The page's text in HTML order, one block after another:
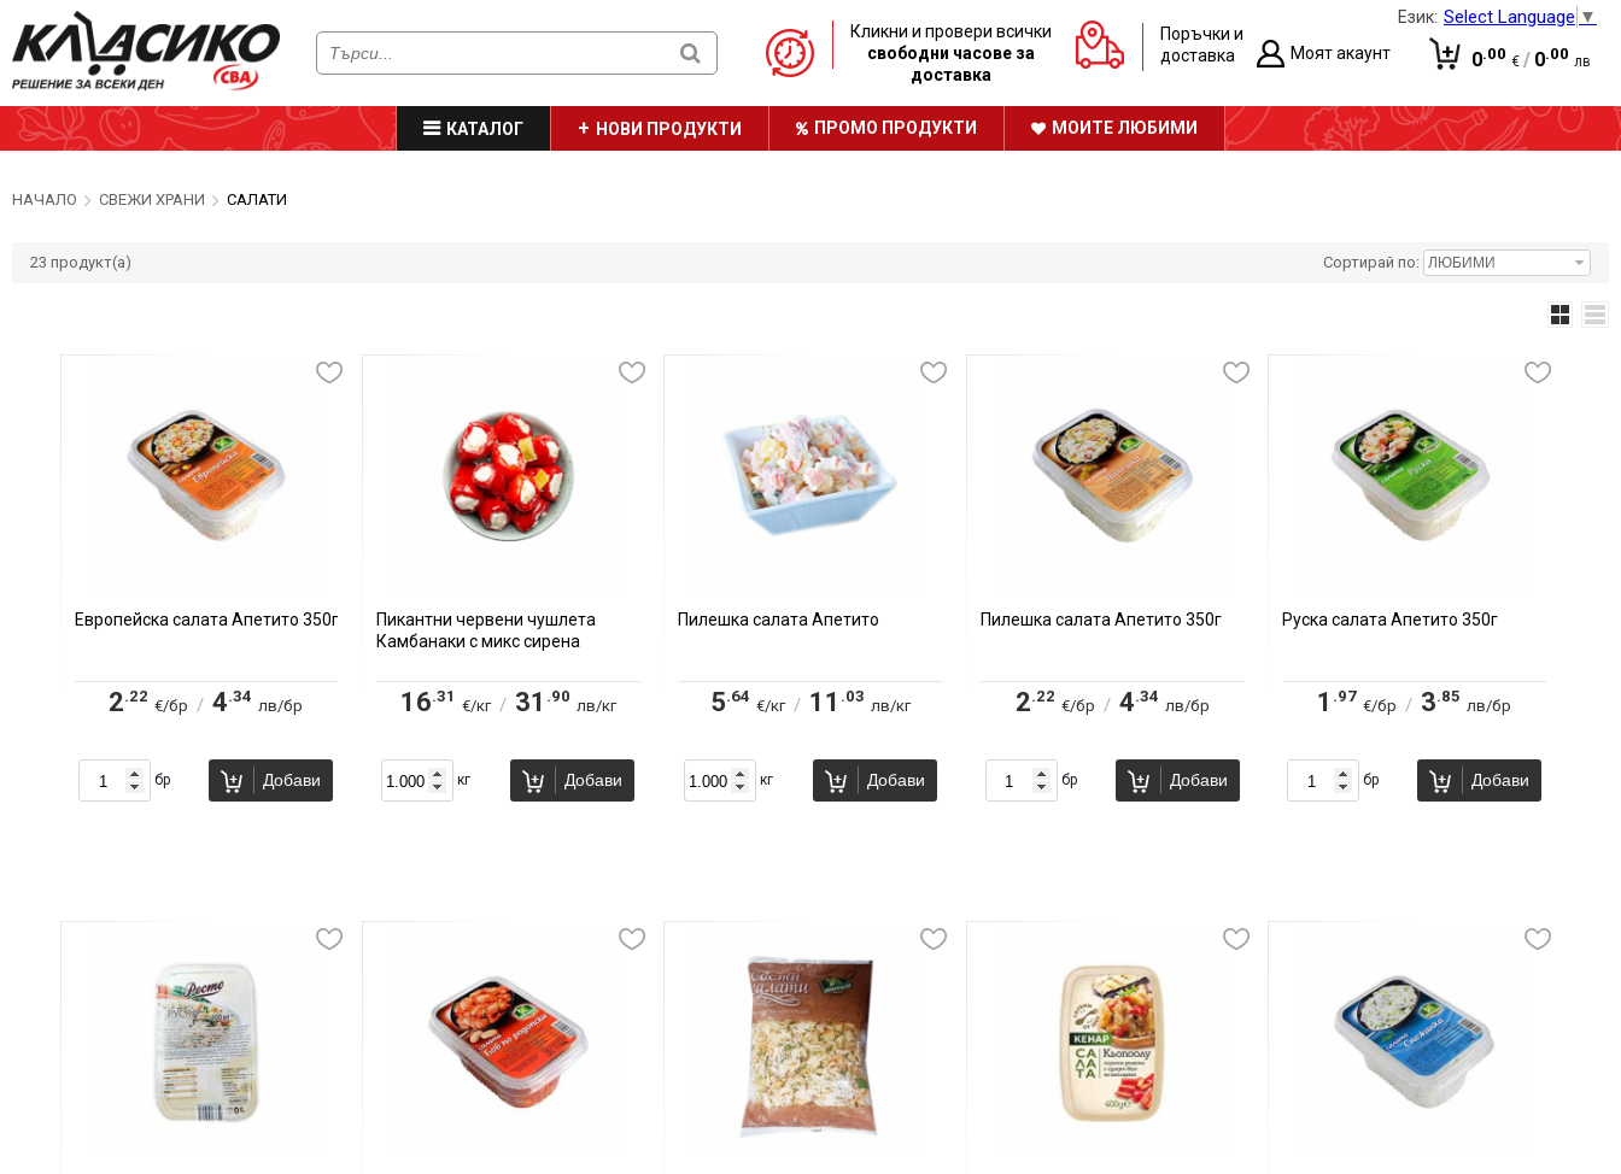
Език: Select Language ▼
Кликни и провери всички
свободни часове за
доставка
Поръчки и
доставка
Моят акаунт
Регистрация
0.00 € / 0.00 лв
Количката е празна!
КАТАЛОГ НОВИ ПРОДУКТИ ПРОМО ПРОДУКТИ МОИТЕ ЛЮБИМИ
НАЧАЛО СВЕЖИ ХРАНИ САЛАТИ
23 продукт(а) Сортирай по:
Европейска салата Апетито 350г
2.22
€/бр / 4.34
лв/бр
бр Добави
Пикантни червени чушлета
Камбанаки с микс сирена
16.31
€/кг / 31 .90
лв/кг
кг Добави
Пилешка салата Апетито
5.64
€/кг / 11 .03
лв/кг
кг Добави
Пилешка салата Апетито 350г
2.22
€/бр / 4.34
лв/бр
бр Добави
Руска салата Апетито 350г
1 .97
€/бр / 3.85
лв/бр
бр Добави